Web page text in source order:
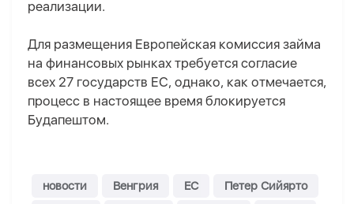
реализации.
Для размещения Европейская комиссия займа
на финансовых рынках требуется согласие
всех 27 государств ЕС, однако, как отмечается,
процесс в настоящее время блокируется
Будапештом.
новости Венгрия ЕС
Петер Сийярто